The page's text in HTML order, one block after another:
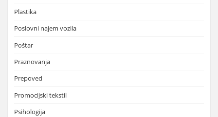
Plastika
Poslovni najem vozila
Poštar
Praznovanja
Prepoved
Promocijski tekstil
Psihologija